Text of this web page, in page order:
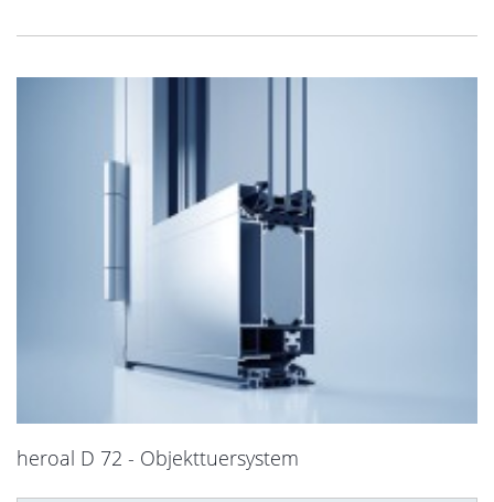
heroal D 72 - Objekttuersystem